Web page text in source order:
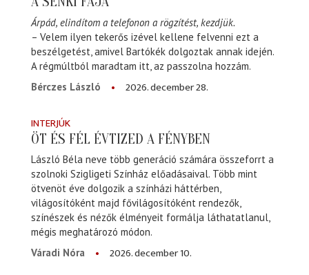
Árpád, elindítom a telefonon a rögzítést, kezdjük.
– Velem ilyen tekerős izével kellene felvenni ezt a
beszélgetést, amivel Bartókék dolgoztak annak idején.
A régmúltból maradtam itt, az passzolna hozzám.
Bérczes László
2026. december 28.
INTERJÚK
ÖT ÉS FÉL ÉVTIZED A FÉNYBEN
László Béla neve több generáció számára összeforrt a
szolnoki Szigligeti Színház előadásaival. Több mint
ötvenöt éve dolgozik a színházi háttérben,
világosítóként majd fővilágosítóként rendezők,
színészek és nézők élményeit formálja láthatatlanul,
mégis meghatározó módon.
Váradi Nóra
2026. december 10.